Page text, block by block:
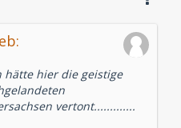
hätte hier die geistige
vertont.............